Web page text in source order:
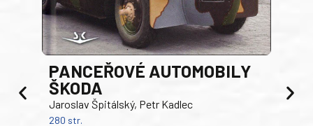
PANCEŘOVÉ AUTOMOBILY
ŠKODA
Jaroslav Špitálský, Petr Kadlec
280 str.